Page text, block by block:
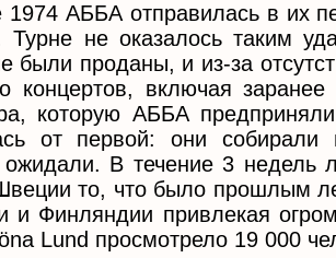
1974 АББА отправилась в их
Турне не оказалось таким
были проданы, и из-за
концертов, включая
которую АББА
от первой: они
ожидали. В течение 3
то, что было прошлым
и Финляндии привлекая
Lund просмотрело 19 000